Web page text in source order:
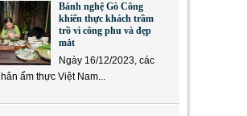
Bánh nghệ Gò Công
khiến thực khách trầm
trồ vì công phu và đẹp
mắt
Ngày 16/12/2023, các
ẩm thực Việt Nam...